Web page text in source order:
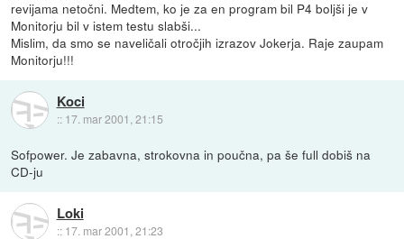
revijama netočni. Medtem, ko je za en program bil P4 boljši je v
Monitorju bil v istem testu slabši...
Mislim, da smo se naveličali otročjih izrazov Jokerja. Raje zaupam
Monitorju!!!
Koci
:: 17. mar 2001, 21:15
Sofpower. Je zabavna, strokovna in poučna, pa še full dobiš na
CD-ju
Loki
:: 17. mar 2001, 21:23